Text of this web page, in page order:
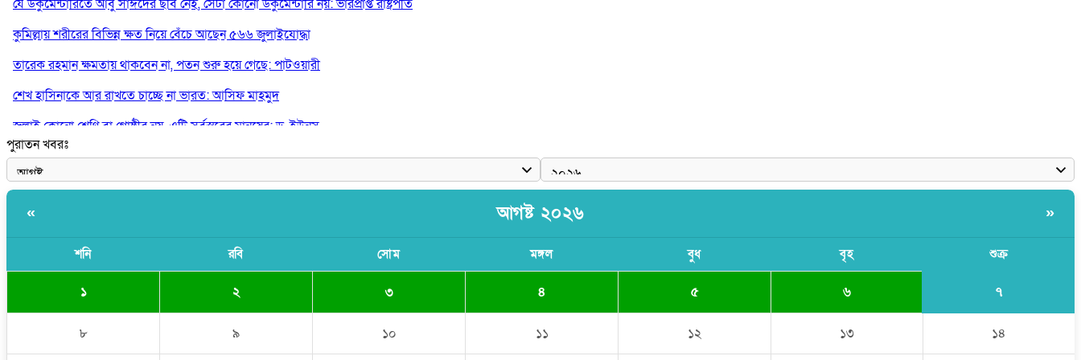
যে ডকুমেন্টারিতে আবু সাঈদের ছবি নেই, সেটা কোনো ডকুমেন্টারি নয়: ভারপ্রাপ্ত রাষ্ট্রপতি
কুমিল্লায় শরীরের বিভিন্ন ক্ষত নিয়ে বেঁচে আছেন ৫৬৬ জুলাইযোদ্ধা
তারেক রহমান ক্ষমতায় থাকবেন না, পতন শুরু হয়ে গেছে: পাটওয়ারী
শেখ হাসিনাকে আর রাখতে চাচ্ছে না ভারত: আসিফ মাহমুদ
জুলাই কোনো শ্রেণি বা গোষ্ঠীর নয়, এটি সর্বস্তরের মানুষের: ড. ইউনূস
আলিয়া মাদ্রাসায় ছাত্রদল-শিবির সংঘর্ষ, হাতে পাইপ মাথায় হেলমেট পড়ে মাঠে যুবদল নেতা নয়ন
পুরাতন খবরঃ
« আগষ্ট ২০২৬ »
শনি রবি সোম মঙ্গল বুধ বৃহ শুক্র
১ ২ ৩ ৪ ৫ ৬ ৭
৮ ৯ ১০ ১১ ১২ ১৩ ১৪